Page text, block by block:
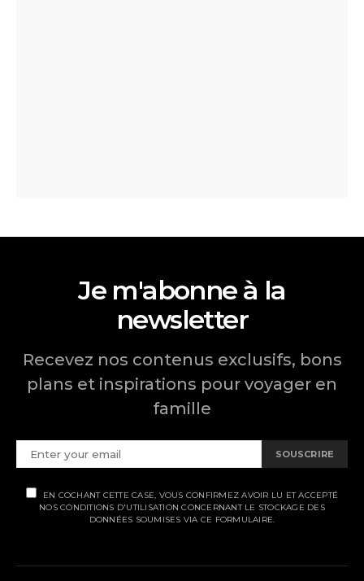
Je m'abonne à la
newsletter
Recevez nos contenus exclusifs, bons
plans et inspirations pour voyager en
famille
SOUSCRIRE
EN COCHANT CETTE CASE, VOUS CONFIRMEZ AVOIR LU ET ACCEPTÉ
NOS CONDITIONS D'UTILISATION CONCERNANT LE STOCKAGE DES
DONNÉES SOUMISES VIA CE FORMULAIRE.